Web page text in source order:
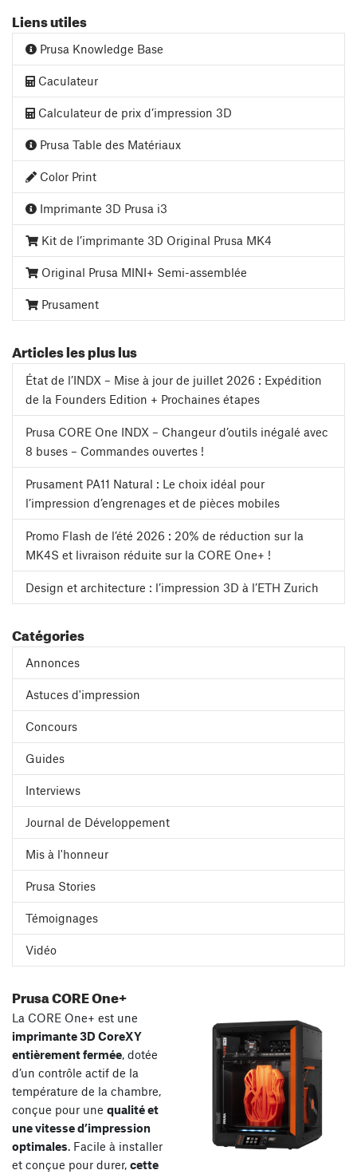
Liens utiles
Prusa Knowledge Base
Caculateur
Calculateur de prix d’impression 3D
Prusa Table des Matériaux
Color Print
Imprimante 3D Prusa i3
Kit de l’imprimante 3D Original Prusa MK4
Original Prusa MINI+ Semi-assemblée
Prusament
Articles les plus lus
État de l’INDX – Mise à jour de juillet 2026 : Expédition
de la Founders Edition + Prochaines étapes
Prusa CORE One INDX – Changeur d’outils inégalé avec
8 buses – Commandes ouvertes !
Prusament PA11 Natural : Le choix idéal pour
l’impression d’engrenages et de pièces mobiles
Promo Flash de l’été 2026 : 20% de réduction sur la
MK4S et livraison réduite sur la CORE One+ !
Design et architecture : l’impression 3D à l’ETH Zurich
Catégories
Annonces
Astuces d'impression
Concours
Guides
Interviews
Journal de Développement
Mis à l'honneur
Prusa Stories
Témoignages
Vidéo
Prusa CORE One+
La CORE One+ est une
imprimante 3D CoreXY
entièrement fermée, dotée
d’un contrôle actif de la
température de la chambre,
conçue pour une qualité et
une vitesse d’impression
optimales. Facile à installer
et conçue pour durer, cette